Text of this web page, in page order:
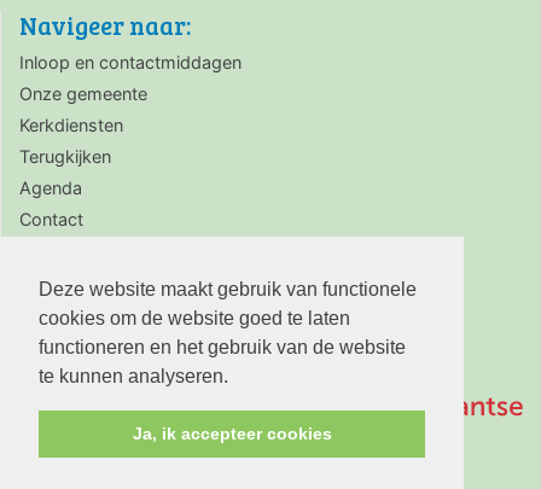
Deze website maakt gebruik van functionele
cookies om de website goed te laten
functioneren en het gebruik van de website
te kunnen analyseren.
Ja, ik accepteer cookies
Navigeer naar:
Inloop en contactmiddagen
Onze gemeente
Kerkdiensten
Terugkijken
Agenda
Contact